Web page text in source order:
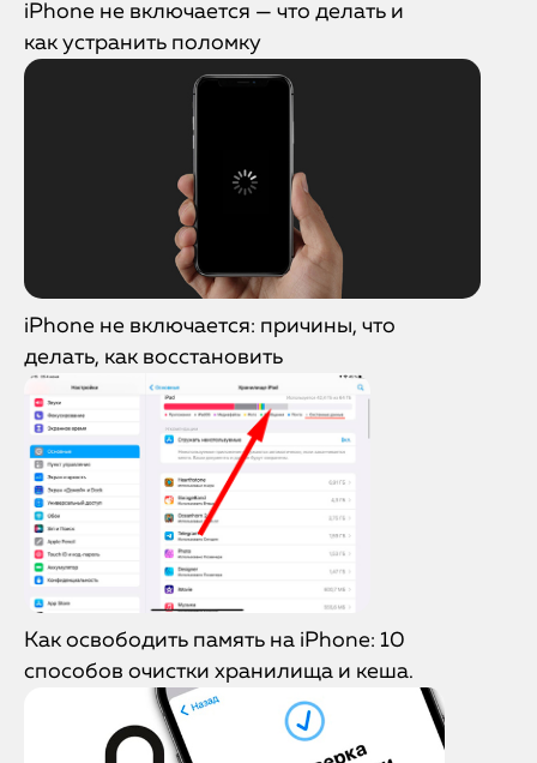
iPhone не включается — что делать и
как устранить поломку
iPhone не включается: причины, что
делать, как восстановить
Как освободить память на iPhone: 10
способов очистки хранилища и кеша.